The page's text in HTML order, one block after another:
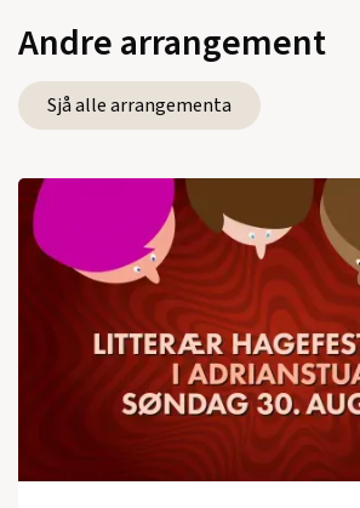
Andre arrangement
Sjå alle arrangementa